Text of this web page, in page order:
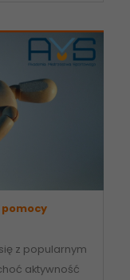
z popularnym
aktywność